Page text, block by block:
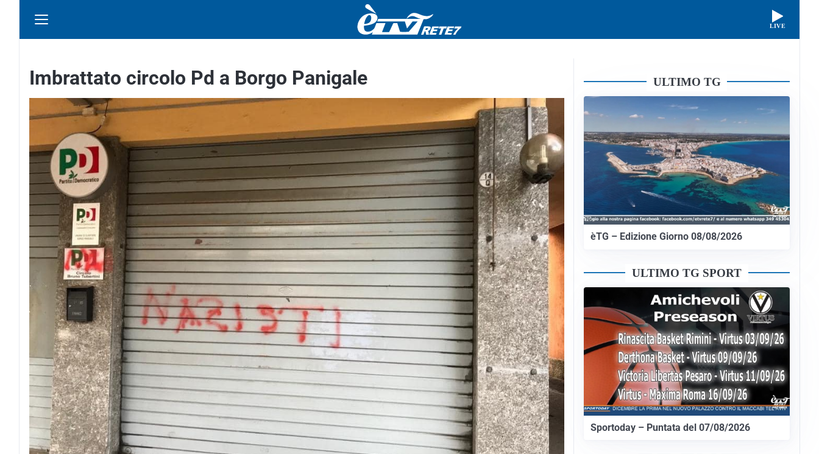
LIVE
Imbrattato circolo Pd a Borgo Panigale ULTIMO TG
èTG – Edizione Giorno 08/08/2026
ULTIMO TG SPORT
Sportoday – Puntata del 07/08/2026